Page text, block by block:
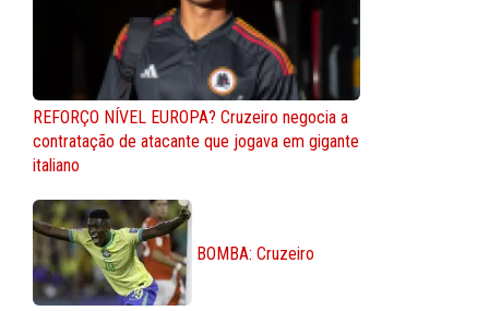
REFORÇO NÍVEL EUROPA? Cruzeiro negocia a
contratação de atacante que jogava em gigante
italiano
BOMBA: Cruzeiro